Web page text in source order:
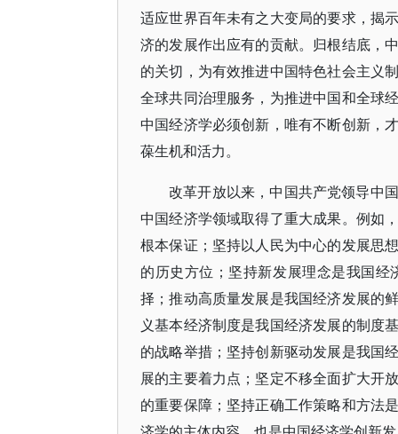
适应世界百年未有之大变局的要求，揭
济的发展作出应有的贡献。归根结底，
的关切，为有效推进中国特色社会主义
全球共同治理服务，为推进中国和全球
中国经济学必须创新，唯有不断创新，
葆生机和活力。
改革开放以来，中国共产党领导中
中国经济学领域取得了重大成果。例如
根本保证；坚持以人民为中心的发展思
的历史方位；坚持新发展理念是我国
择；推动高质量发展是我国经济发展的
义基本经济制度是我国经济发展的制度
的战略举措；坚持创新驱动发展是我国
展的主要着力点；坚定不移全面扩大开
的重要保障；坚持正确工作策略和方法